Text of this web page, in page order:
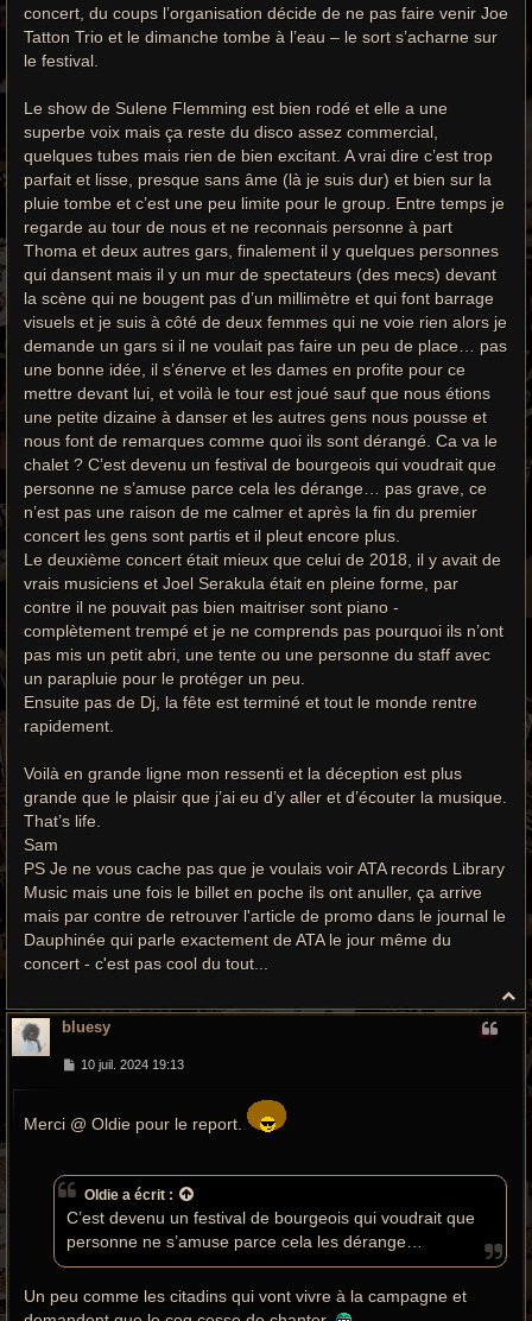
concert, du coups l’organisation décide de ne pas faire venir Joe
Tatton Trio et le dimanche tombe à l’eau – le sort s’acharne sur
le festival.
Le show de Sulene Flemming est bien rodé et elle a une
superbe voix mais ça reste du disco assez commercial,
quelques tubes mais rien de bien excitant. A vrai dire c’est trop
parfait et lisse, presque sans âme (là je suis dur) et bien sur la
pluie tombe et c’est une peu limite pour le group. Entre temps je
regarde au tour de nous et ne reconnais personne à part
Thoma et deux autres gars, finalement il y quelques personnes
qui dansent mais il y un mur de spectateurs (des mecs) devant
la scène qui ne bougent pas d’un millimètre et qui font barrage
visuels et je suis à côté de deux femmes qui ne voie rien alors je
demande un gars si il ne voulait pas faire un peu de place… pas
une bonne idée, il s’énerve et les dames en profite pour ce
mettre devant lui, et voilà le tour est joué sauf que nous étions
une petite dizaine à danser et les autres gens nous pousse et
nous font de remarques comme quoi ils sont dérangé. Ca va le
chalet ? C’est devenu un festival de bourgeois qui voudrait que
personne ne s’amuse parce cela les dérange… pas grave, ce
n’est pas une raison de me calmer et après la fin du premier
concert les gens sont partis et il pleut encore plus.
Le deuxième concert était mieux que celui de 2018, il y avait de
vrais musiciens et Joel Serakula était en pleine forme, par
contre il ne pouvait pas bien maitriser sont piano -
complètement trempé et je ne comprends pas pourquoi ils n’ont
pas mis un petit abri, une tente ou une personne du staff avec
un parapluie pour le protéger un peu.
Ensuite pas de Dj, la fête est terminé et tout le monde rentre
rapidement.
Voilà en grande ligne mon ressenti et la déception est plus
grande que le plaisir que j’ai eu d’y aller et d’écouter la musique.
That’s life.
Sam
PS Je ne vous cache pas que je voulais voir ATA records Library
Music mais une fois le billet en poche ils ont anuller, ça arrive
mais par contre de retrouver l'article de promo dans le journal le
Dauphinée qui parle exactement de ATA le jour même du
concert - c'est pas cool du tout...
a
bluesy
M
a
10 juil. 2024 19:13
Merci @ Oldie pour le report.
Oldie a écrit :
C’est devenu un festival de bourgeois qui voudrait que
personne ne s’amuse parce cela les dérange…
Un peu comme les citadins qui vont vivre à la campagne et